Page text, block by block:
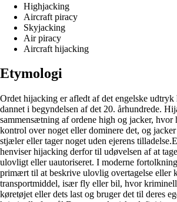
Highjacking
Aircraft piracy
Skyjacking
Air piracy
Aircraft hijacking
Etymologi
Ordet hijacking er afledt af det engelske
dannet i begyndelsen af det 20. århundrede.
sammensætning af ordene high og jacker, hvor
kontrol over noget eller dominere det, og
stjæler eller tager noget uden ejerens
henviser hijacking derfor til udøvelsen af at
ulovligt eller uautoriseret. I moderne
primært til at beskrive ulovlig overtagelse eller
transportmiddel, især fly eller bil, hvor
køretøjet eller dets last og bruger det til deres